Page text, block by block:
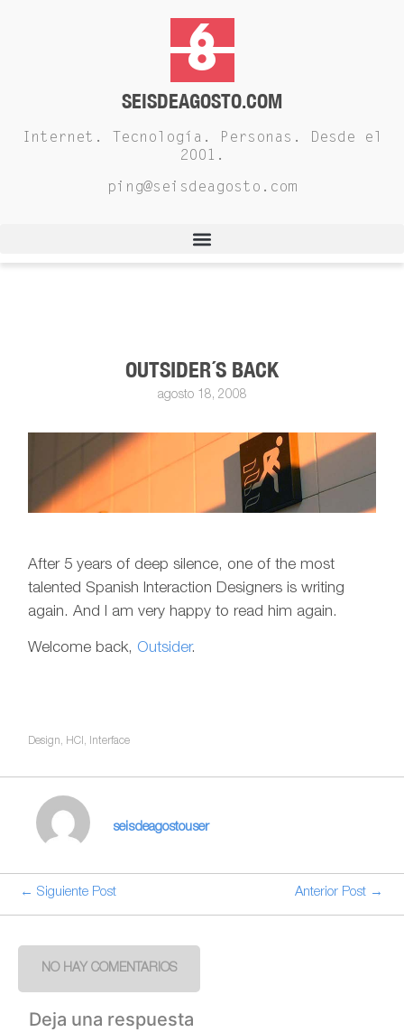
SEISDEAGOSTO.COM
Internet. Tecnología. Personas. Desde el
2001.
ping@seisdeagosto.com
OUTSIDER´S BACK
agosto 18, 2008
After 5 years of deep silence, one of the most
talented Spanish Interaction Designers is writing
again. And I am very happy to read him again.
Welcome back, Outsider.
Design, HCI , Interface
seisdeagostouser
← Siguiente Post Anterior Post →
NO HAY COMENTARIOS
Deja una respuesta